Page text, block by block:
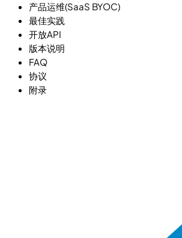
产品运维(SaaS BYOC)
最佳实践
开放API
版本说明
FAQ
协议
附录